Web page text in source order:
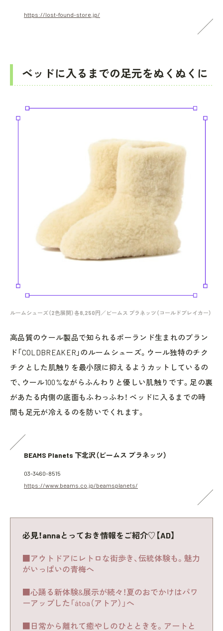
https://lost-found-store.jp/
ベッドに入るまでの足元をぬくぬくに
ルームシューズ（2色展開）各8,250円／ビームス プラネッツ（コールドブレイカー）
高品質のウール製品で知られるポーランド生まれのブラン
ド「COLDBREAKER」のルームシューズ。ウール独特のチク
チクとした肌触りを最小限に抑えるようカットしているの
で、ウール100%ながらふんわりと優しい肌触りです。足の裏
があたる内側の底面もふわっふわ！ ベッドに入るまでの時
間も足元が冷えるのを防いでくれます。
BEAMS Planets 下北沢（ビームス プラネッツ）
03-3460-8515
https://www.beams.co.jp/beamsplanets/
必見！annaとっておき情報をご紹介♡【AD】
■アウトドアにレトロな街歩き、伝統体験も。魅力
がいっぱいの青梅へ
■心踊る新体験&展示が続々！夏のおでかけはパワ
ーアップした「átoa（アトア）」へ
■日常から離れて癒やしのひとときを。アートと